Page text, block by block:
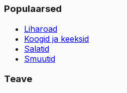
Populaarsed
Liharoad
Koogid ja keeksid
Salatid
Smuutid
Teave